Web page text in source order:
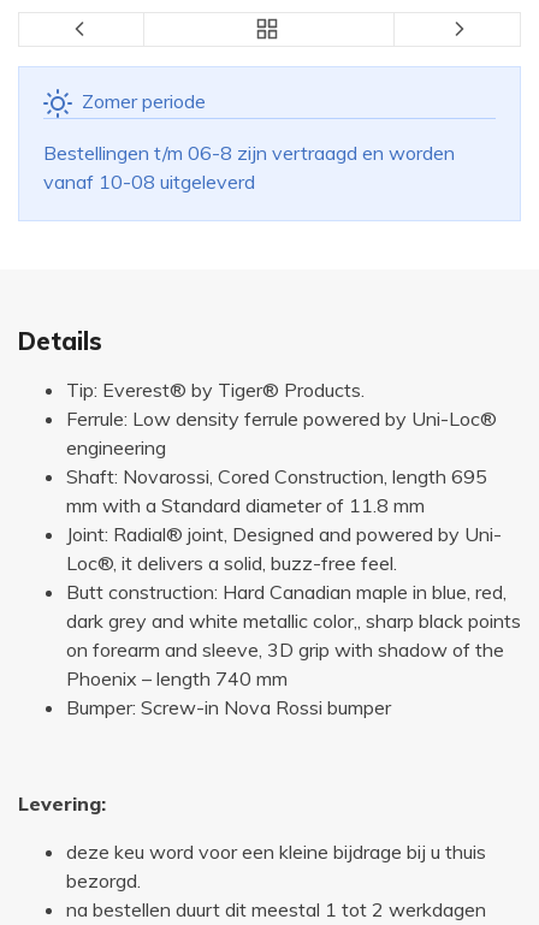
Zomer periode
Bestellingen t/m 06-8 zijn vertraagd en worden
vanaf 10-08 uitgeleverd
Details
Tip: Everest® by Tiger® Products.
Ferrule: Low density ferrule powered by Uni-Loc®
engineering
Shaft: Novarossi, Cored Construction, length 695
mm with a Standard diameter of 11.8 mm
Joint: Radial® joint, Designed and powered by Uni-
Loc®, it delivers a solid, buzz-free feel.
Butt construction: Hard Canadian maple in blue, red,
dark grey and white metallic color,, sharp black points
on forearm and sleeve, 3D grip with shadow of the
Phoenix – length 740 mm
Bumper: Screw-in Nova Rossi bumper
Levering:
deze keu word voor een kleine bijdrage bij u thuis
bezorgd.
na bestellen duurt dit meestal 1 tot 2 werkdagen